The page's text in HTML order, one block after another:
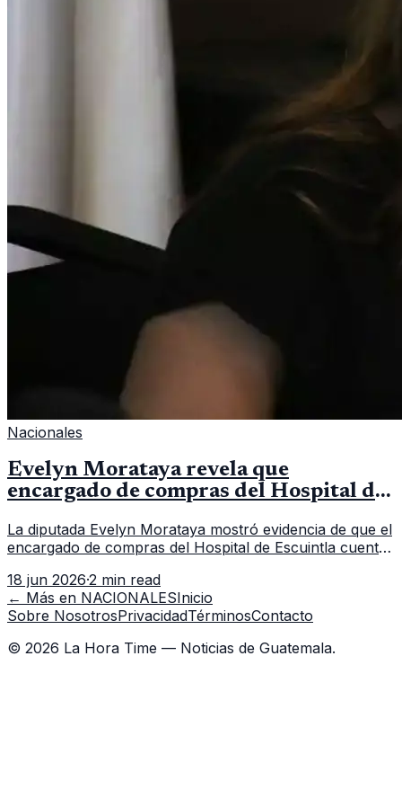
Nacionales
Evelyn Morataya revela que
encargado de compras del Hospital de
La diputada Evelyn Morataya mostró evidencia de que el
encargado de compras del Hospital de Escuintla cuenta
capacitación en la capital.
18 jun 2026·2 min read
← Más en NACIONALESInicio
Sobre NosotrosPrivacidadTérminosContacto
© 2026 La Hora Time — Noticias de Guatemala.